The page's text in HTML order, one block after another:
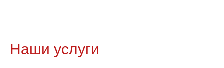
Наши услуги